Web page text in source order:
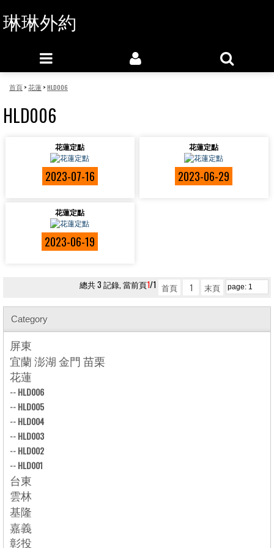
琳琳外約
首頁>花蓮>HLD006
HLD006
花蓮定點
2023-07-16
花蓮定點
2023-06-29
花蓮定點
2023-06-19
總共 3 記錄, 當前頁1/1 首頁 1 末頁
Category
屏東
宜蘭 澎湖 金門 苗栗
花蓮
--HLD006
--HLD005
--HLD004
--HLD003
--HLD002
--HLD001
台東
雲林
基隆
嘉義
彰投